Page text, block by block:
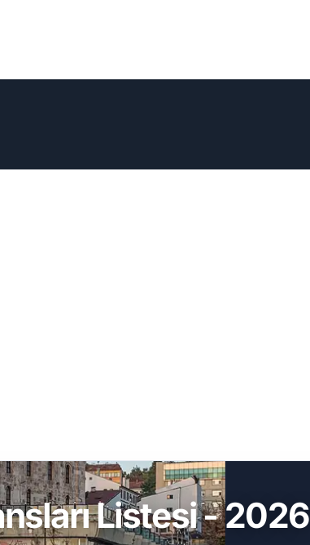
Listesi - 2026